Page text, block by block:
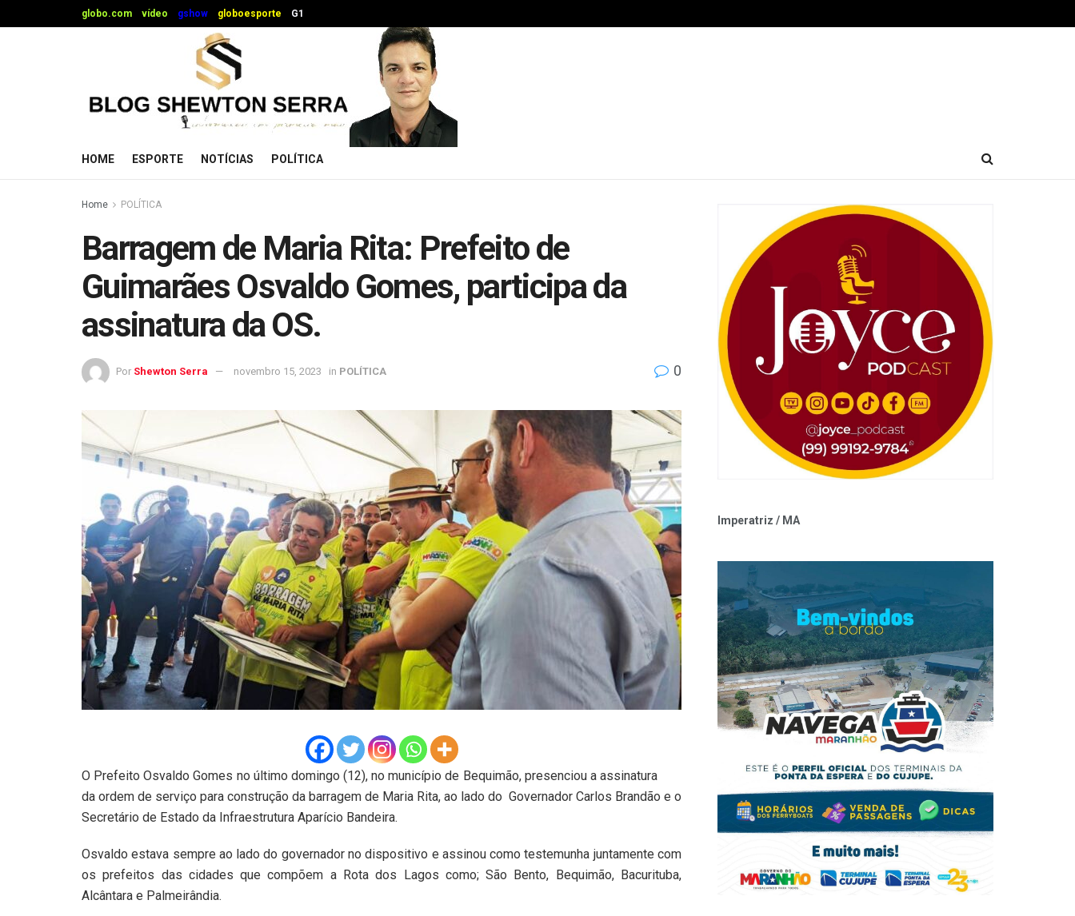
globo.com vídeo gshow globoesporte G1
HOME ESPORTE NOTÍCIAS POLÍTICA
Home POLÍTICA
Barragem de Maria Rita: Prefeito de
Guimarães Osvaldo Gomes, participa da
assinatura da OS.
Por Shewton Serra novembro 15, 2023 in POLÍTICA 0
O Prefeito Osvaldo Gomes no último domingo (12), no município de Bequimão, presenciou a assinatura
da ordem de serviço para construção da barragem de Maria Rita, ao lado do Governador Carlos Brandão e o
Secretário de Estado da Infraestrutura Aparício Bandeira.
Osvaldo estava sempre ao lado do governador no dispositivo e assinou como testemunha juntamente com
os prefeitos das cidades que compõem a Rota dos Lagos como; São Bento, Bequimão, Bacurituba,
Alcântara e Palmeirândia.
Imperatriz / MA